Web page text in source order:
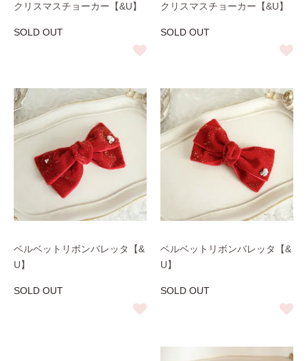
クリスマスチョーカー【&U】
SOLD OUT
クリスマスチョーカー【&U】
SOLD OUT
ベルベットリボンバレッタ【&
U】
SOLD OUT
ベルベットリボンバレッタ【&
U】
SOLD OUT